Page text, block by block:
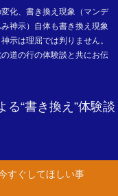
化、書き換え現象（マンデ
神示）自体も書き換え現象
示は理屈では判りません。
道の行の体験談と共にお伝
る“書き換え”体験談
すぐしてほしい事